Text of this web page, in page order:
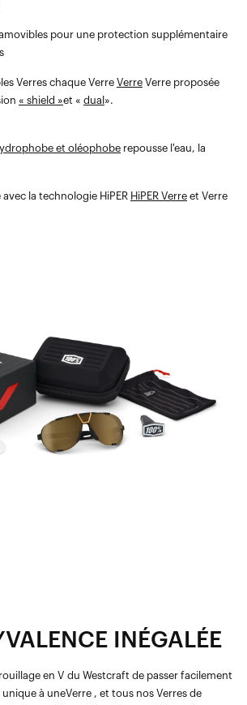
pour une protection supplémentaire
Verres chaque Verre Verre Verre proposée
« shield »et « dual ».
et oléophobe repousse l'eau, la
la technologie HiPER HiPER Verre et Verre
INÉGALÉE
en V du Westcraft de passer facilement
à uneVerre , et tous nos Verres de